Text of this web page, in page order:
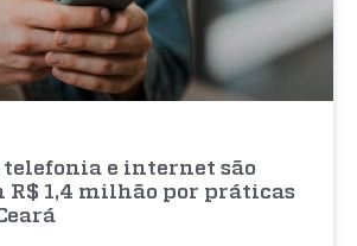
telefonia e internet são
R$ 1,4 milhão por práticas